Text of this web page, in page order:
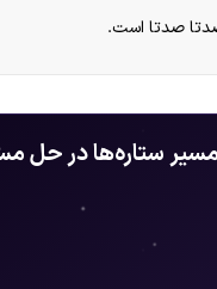
صدتا است.
ستاره‌ها در حل